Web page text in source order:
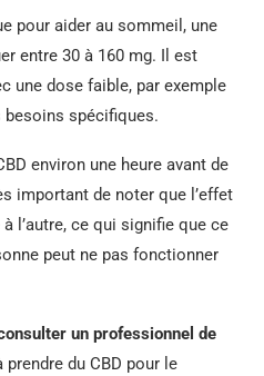
pour aider au sommeil, une
entre 30 à 160 mg. Il est
une dose faible, par exemple
besoins spécifiques.
environ une heure avant de
important de noter que l’effet
à l’autre, ce qui signifie que ce
peut ne pas fonctionner
un professionnel de
du CBD pour le